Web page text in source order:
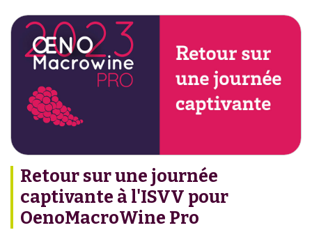
Retour sur une journée
captivante à l'ISVV pour
OenoMacroWine Pro